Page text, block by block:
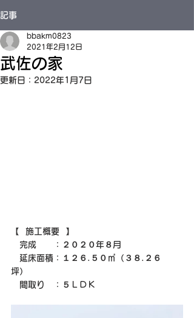
記事
武佐の家
bbakm0823
2021年2月12日
更新日： 2022年1月7日
【  施工概要  】
完成　　：２０２０年８月
延床面積：１２６.５０㎡（３８.２６
坪）
間取り　：５ＬＤＫ